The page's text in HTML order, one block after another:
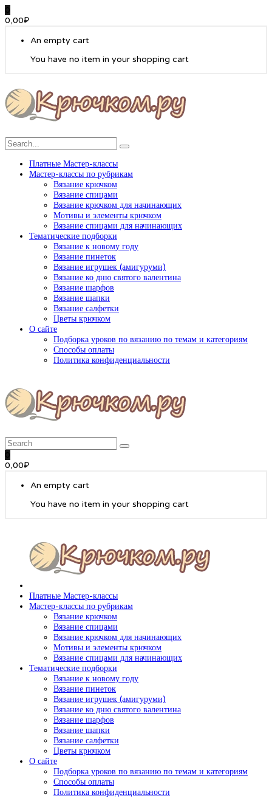
0
0,00₽
An empty cart
You have no item in your shopping cart
Платные Мастер-классы
Мастер-классы по рубрикам
Вязание крючком
Вязание спицами
Вязание крючком для начинающих
Мотивы и элементы крючком
Вязание спицами для начинающих
Тематические подборки
Вязание к новому году
Вязание пинеток
Вязание игрушек (амигуруми)
Вязание ко дню святого валентина
Вязание шарфов
Вязание шапки
Вязание салфетки
Цветы крючком
О сайте
Подборка уроков по вязанию по темам и категориям
Способы оплаты
Политика конфиденциальности
0
0,00₽
An empty cart
You have no item in your shopping cart
Платные Мастер-классы
Мастер-классы по рубрикам
Вязание крючком
Вязание спицами
Вязание крючком для начинающих
Мотивы и элементы крючком
Вязание спицами для начинающих
Тематические подборки
Вязание к новому году
Вязание пинеток
Вязание игрушек (амигуруми)
Вязание ко дню святого валентина
Вязание шарфов
Вязание шапки
Вязание салфетки
Цветы крючком
О сайте
Подборка уроков по вязанию по темам и категориям
Способы оплаты
Политика конфиденциальности